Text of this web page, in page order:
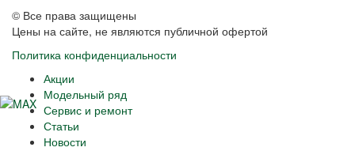
© Все права защищены
Цены на сайте, не являются публичной офертой
Политика конфиденциальности
Акции
Модельный ряд
Сервис и ремонт
Статьи
Новости